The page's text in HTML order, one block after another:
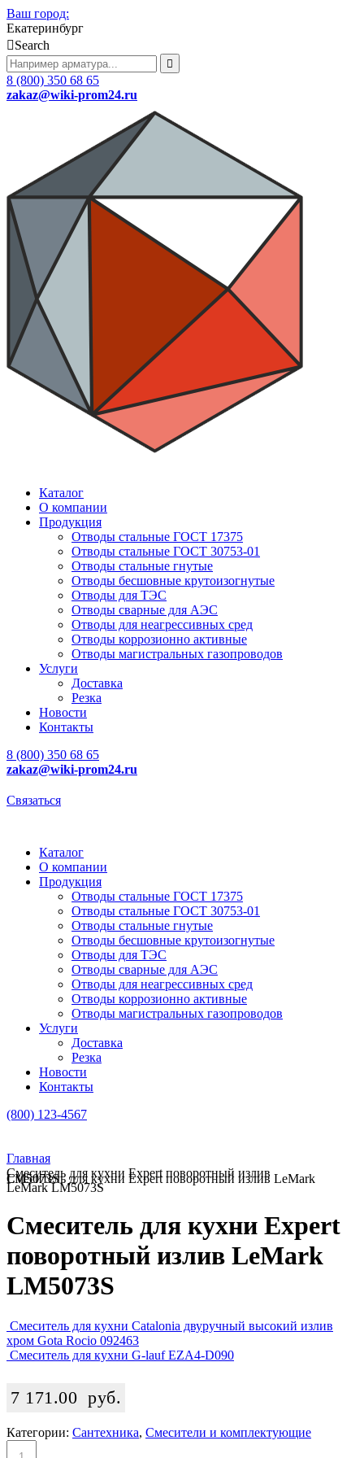
Ваш город:
Екатеринбург
Search
8 (800) 350 68 65
zakaz@wiki-prom24.ru
Каталог
О компании
Продукция
Отводы стальные ГОСТ 17375
Отводы стальные ГОСТ 30753-01
Отводы стальные гнутые
Отводы бесшовные крутоизогнутые
Отводы для ТЭС
Отводы сварные для АЭС
Отводы для неагрессивных сред
Отводы коррозионно активные
Отводы магистральных газопроводов
Услуги
Доставка
Резка
Новости
Контакты
8 (800) 350 68 65
zakaz@wiki-prom24.ru
Связаться
Каталог
О компании
Продукция
Отводы стальные ГОСТ 17375
Отводы стальные ГОСТ 30753-01
Отводы стальные гнутые
Отводы бесшовные крутоизогнутые
Отводы для ТЭС
Отводы сварные для АЭС
Отводы для неагрессивных сред
Отводы коррозионно активные
Отводы магистральных газопроводов
Услуги
Доставка
Резка
Новости
Контакты
(800) 123-4567
Главная
Смеситель для кухни Expert поворотный излив
LeMark LM5073S
Смеситель для кухни Expert поворотный излив LeMark LM5073S
Смеситель для кухни Expert
поворотный излив LeMark
LM5073S
Смеситель для кухни Catalonia двуручный высокий излив
хром Gota Rocio 092463
Смеситель для кухни G-lauf EZA4-D090
7 171.00 руб.
Категории: Сантехника, Смесители и комплектующие